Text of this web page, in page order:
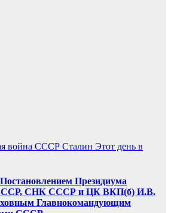
война СССР Сталин Этот день в
Постановлением Президиума
СССР, СНК СССР и ЦК ВКП(б) И.В.
Главнокомандующим